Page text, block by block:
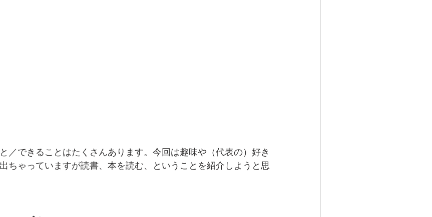
／できることはたくさんあります。今回は趣味や（代表の）好き
ちゃっていますが読書、本を読む、ということを紹介しようと思